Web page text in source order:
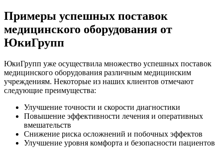
Примеры успешных поставок
медицинского оборудования от
ЮкиГрупп
ЮкиГрупп уже осуществила множество успешных поставок
медицинского оборудования различным медицинским
учреждениям. Некоторые из наших клиентов отмечают
следующие преимущества:
Улучшение точности и скорости диагностики
Повышение эффективности лечения и оперативных
вмешательств
Снижение риска осложнений и побочных эффектов
Улучшение уровня комфорта и безопасности пациентов